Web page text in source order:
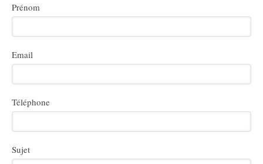
Prénom
Email
Téléphone
Sujet